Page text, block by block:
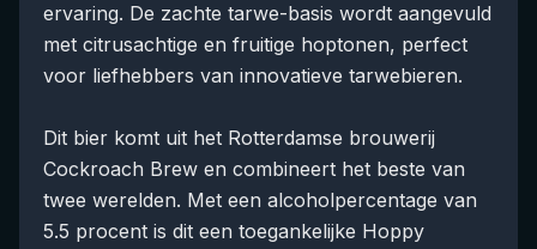
ervaring. De zachte tarwe-basis wordt aangevuld
met citrusachtige en fruitige hoptonen, perfect
voor liefhebbers van innovatieve tarwebieren.
Dit bier komt uit het Rotterdamse brouwerij
Cockroach Brew en combineert het beste van
twee werelden. Met een alcoholpercentage van
5.5 procent is dit een toegankelijke Hoppy